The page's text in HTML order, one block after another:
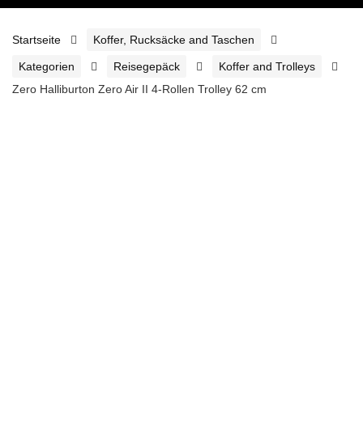
Startseite Koffer, Rucksäcke and Taschen
Kategorien Reisegepäck
Koffer and Trolleys
Zero Halliburton Zero Air II 4-Rollen Trolley 62 cm